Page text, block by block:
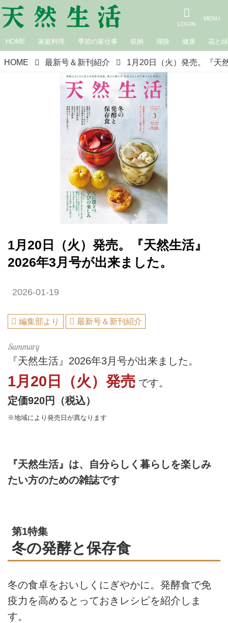
HOME 家庭料理 季節の家仕事 収納 掃除 健康 花と緑
HOME 最新号＆新刊紹介
1月20日（火）発売。『天然生活』
2026年3月号が出来ました。
2026-01-19
編集部より 最新号＆新刊紹介
『天然生活』2026年3月号が出来ました。
1月20日（火）発売 です。
定価920円（税込）
※地域により発売日が異なります
『天然生活』は、自分らしく暮らしを楽しみ
たい方のための雑誌です
第1特集
冬の発酵と保存食
冬の食卓をおいしくにぎやかに。発酵食で免
疫力を高めるとっておきレシピを紹介しま
す。